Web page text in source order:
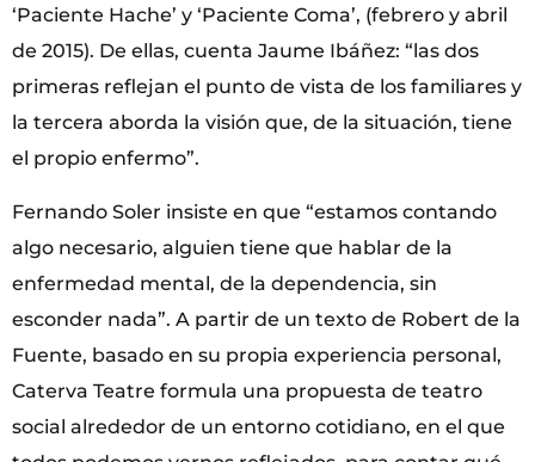
‘Paciente Hache’ y ‘Paciente Coma’, (febrero y abril
de 2015). De ellas, cuenta Jaume Ibáñez: “las dos
primeras reflejan el punto de vista de los familiares y
la tercera aborda la visión que, de la situación, tiene
el propio enfermo”.
Fernando Soler insiste en que “estamos contando
algo necesario, alguien tiene que hablar de la
enfermedad mental, de la dependencia, sin
esconder nada”. A partir de un texto de Robert de la
Fuente, basado en su propia experiencia personal,
Caterva Teatre formula una propuesta de teatro
social alrededor de un entorno cotidiano, en el que